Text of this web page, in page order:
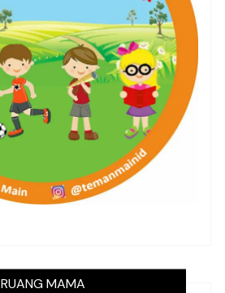
RUANG MAMA